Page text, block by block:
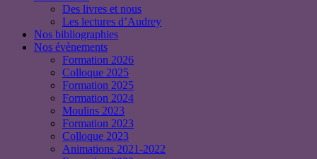
Des livres et nous
Les lectures d’Audrey
Nos bibliographies
Nos évènements
Formation 2026
Colloque 2025
Formation 2025
Formation 2024
Moulins 2023
Formation 2023
Colloque 2023
Animations 2021-2022